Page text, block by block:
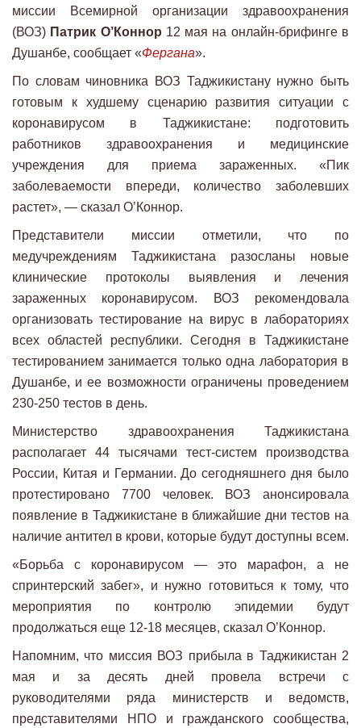
миссии Всемирной организации здравоохранения
(ВОЗ) Патрик О’Коннор 12 мая на онлайн-брифинге в
Душанбе, сообщает «Фергана».
По словам чиновника ВОЗ Таджикистану нужно быть
готовым к худшему сценарию развития ситуации с
коронавирусом в Таджикистане: подготовить
работников здравоохранения и медицинские
учреждения для приема зараженных. «Пик
заболеваемости впереди, количество заболевших
растет», — сказал О’Коннор.
Представители миссии отметили, что по
медучреждениям Таджикистана разосланы новые
клинические протоколы выявления и лечения
зараженных коронавирусом. ВОЗ рекомендовала
организовать тестирование на вирус в лабораториях
всех областей республики. Сегодня в Таджикистане
тестированием занимается только одна лаборатория в
Душанбе, и ее возможности ограничены проведением
230-250 тестов в день.
Министерство здравоохранения Таджикистана
располагает 44 тысячами тест-систем производства
России, Китая и Германии. До сегодняшнего дня было
протестировано 7700 человек. ВОЗ анонсировала
появление в Таджикистане в ближайшие дни тестов на
наличие антител в крови, которые будут доступны всем.
«Борьба с коронавирусом — это марафон, а не
спринтерский забег», и нужно готовиться к тому, что
мероприятия по контролю эпидемии будут
продолжаться еще 12-18 месяцев, сказал О’Коннор.
Напомним, что миссия ВОЗ прибыла в Таджикистан 2
мая и за десять дней провела встречи с
руководителями ряда министерств и ведомств,
представителями НПО и гражданского сообщества,